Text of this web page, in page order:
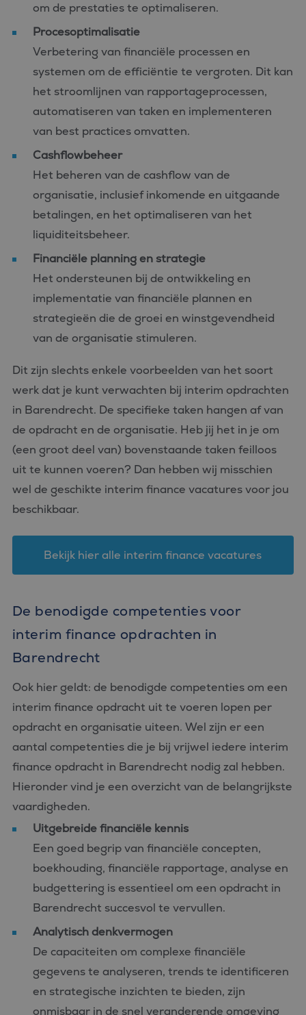
om de prestaties te optimaliseren.
Procesoptimalisatie
Verbetering van financiële processen en
systemen om de efficiëntie te vergroten. Dit kan
het stroomlijnen van rapportageprocessen,
automatiseren van taken en implementeren
van best practices omvatten.
Cashflowbeheer
Het beheren van de cashflow van de
organisatie, inclusief inkomende en uitgaande
betalingen, en het optimaliseren van het
liquiditeitsbeheer.
Financiële planning en strategie
Het ondersteunen bij de ontwikkeling en
implementatie van financiële plannen en
strategieën die de groei en winstgevendheid
van de organisatie stimuleren.
Dit zijn slechts enkele voorbeelden van het soort
werk dat je kunt verwachten bij interim opdrachten
in Barendrecht. De specifieke taken hangen af van
de opdracht en de organisatie. Heb jij het in je om
(een groot deel van) bovenstaande taken feilloos
uit te kunnen voeren? Dan hebben wij misschien
wel de geschikte interim finance vacatures voor jou
beschikbaar.
Bekijk hier alle interim finance vacatures
De benodigde competenties voor
interim finance opdrachten in
Barendrecht
Ook hier geldt: de benodigde competenties om een
interim finance opdracht uit te voeren lopen per
opdracht en organisatie uiteen. Wel zijn er een
aantal competenties die je bij vrijwel iedere interim
finance opdracht in Barendrecht nodig zal hebben.
Hieronder vind je een overzicht van de belangrijkste
vaardigheden.
Uitgebreide financiële kennis
Een goed begrip van financiële concepten,
boekhouding, financiële rapportage, analyse en
budgettering is essentieel om een opdracht in
Barendrecht succesvol te vervullen.
Analytisch denkvermogen
De capaciteiten om complexe financiële
gegevens te analyseren, trends te identificeren
en strategische inzichten te bieden, zijn
onmisbaar in de snel veranderende omgeving